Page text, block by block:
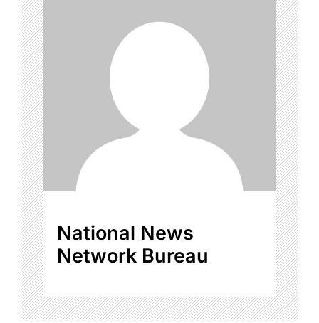
National News
Network Bureau